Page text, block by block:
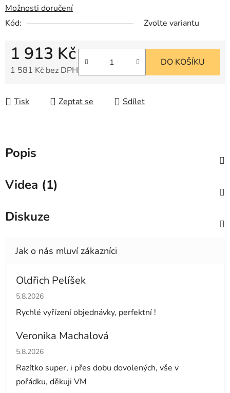
Možnosti doručení
Kód:
Zvolte variantu
1 913 Kč
1 581 Kč bez DPH
DO KOŠÍKU
Tisk Zeptat se Sdílet
Popis
Videa (1)
Diskuze
Oldřich Pelíšek
Hodnocení obchodu je 5 z 5 hvězdiček.
5.8.2026
Rychlé vyřízení objednávky, perfektní !
Veronika Machalová
Hodnocení obchodu je 5 z 5 hvězdiček.
5.8.2026
Razítko super, i přes dobu dovolených, vše v
pořádku, děkuji VM